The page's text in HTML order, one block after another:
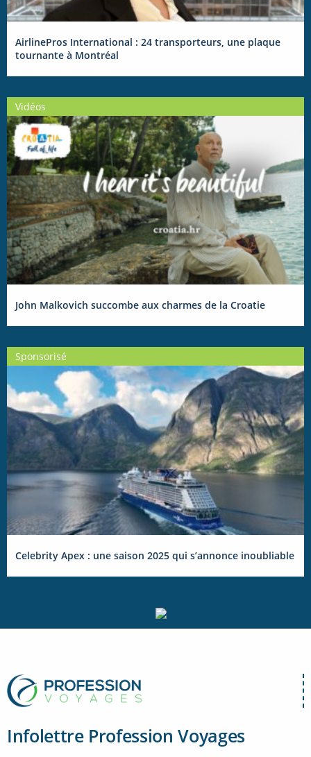
AirlinePros International : 24 transporteurs, une plaque
tournante à Montréal
Vidéos
John Malkovich succombe aux charmes de la Croatie
Sponsorisé
Celebrity Apex : une saison 2025 qui s’annonce inoubliable
Infolettre Profession Voyages